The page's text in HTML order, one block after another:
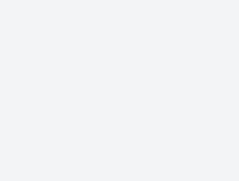
opens
opens
opens in